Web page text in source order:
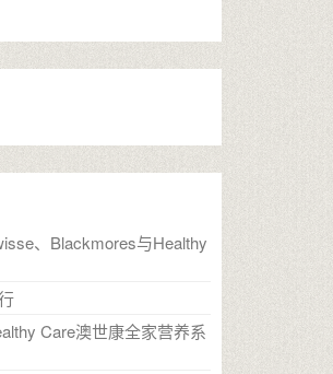
、Blackmores与Healthy
Care澳世康全家营养系